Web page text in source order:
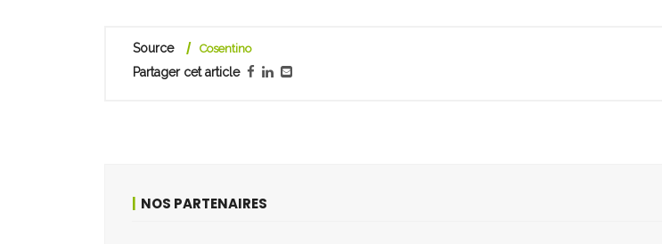
Source Cosentino
Partager cet article
NOS PARTENAIRES